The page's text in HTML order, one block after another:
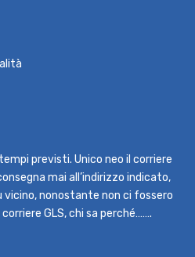
previsti. Unico neo il corriere
mai all’indirizzo indicato,
nonostante non ci fossero
GLS, chi sa perché…….